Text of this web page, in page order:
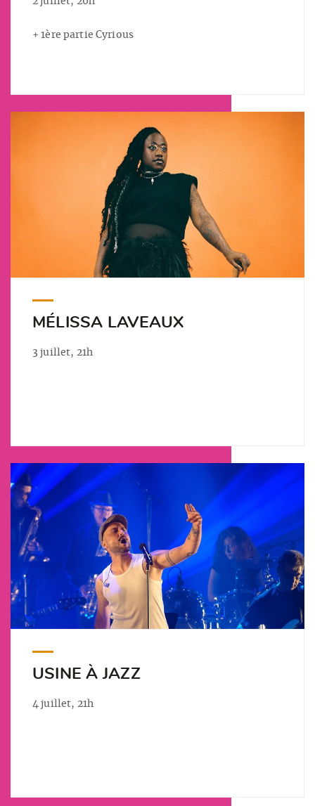
+ 1ère partie Cyrious
MÉLISSA LAVEAUX
3 juillet, 21h
USINE À JAZZ
4 juillet, 21h